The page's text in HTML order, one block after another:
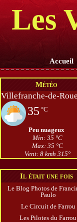
Les
Accueil
Météo
Villefranche-de-
35 °C
Peu nuageux
Min: 35 °C
Max: 35 °C
Vent: 8 kmh 315°
Il était une fois
Le Blog Photos de
Paulo
Le Circuit de Farrou
Les Pilotes du Farrou